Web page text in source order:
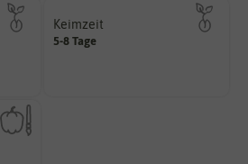
Keimzeit
5-8 Tage
unter Idealbedingungen das
erste Keimblattpaar zeigt?